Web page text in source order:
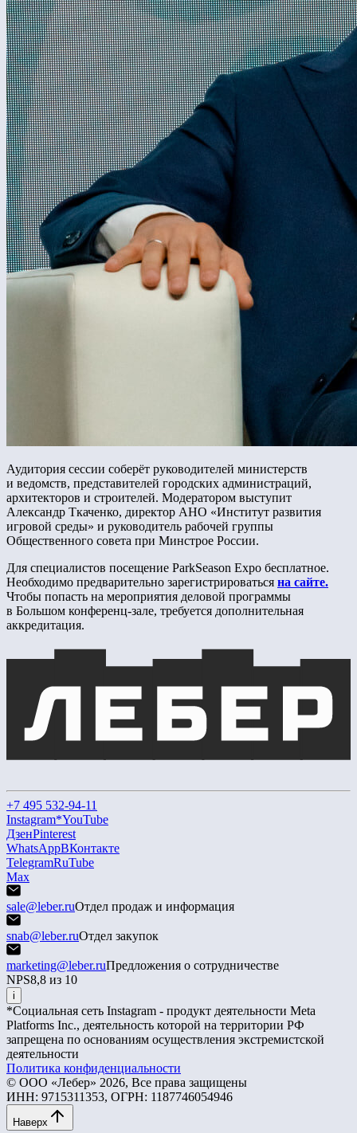
Аудитория сессии соберёт руководителей министерств
и ведомств, представителей городских администраций,
архитекторов и строителей. Модератором выступит
Александр Ткаченко, директор АНО «Институт развития
игровой среды» и руководитель рабочей группы
Общественного совета при Минстрое России.
Для специалистов посещение ParkSeason Expo бесплатное.
Необходимо предварительно зарегистрироваться на сайте.
Чтобы попасть на мероприятия деловой программы
в Большом конференц-зале, требуется дополнительная
аккредитация.
+7 495 532-94-11
Instagram*YouTube
ДзенPinterest
WhatsAppВКонтакте
TelegramRuTube
Max
sale@leber.ruОтдел продаж и информация
snab@leber.ruОтдел закупок
marketing@leber.ruПредложения о сотрудничестве
NPS8,8 из 10
i
*Социальная сеть Instagram - продукт деятельности Meta
Platforms Inc., деятельность которой на территории РФ
запрещена по основаниям осуществления экстремистской
деятельности
Политика конфиденциальности
© ООО «Лебер» 2026, Все права защищены
ИНН: 9715311353, ОГРН: 1187746054946
Наверх